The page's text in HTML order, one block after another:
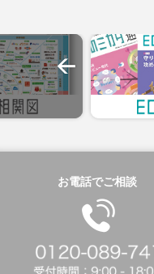
お電話でご相談